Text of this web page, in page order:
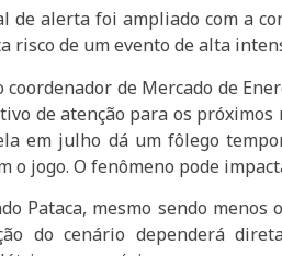
de alerta foi ampliado com a
risco de um evento de alta
coordenador de Mercado de
de atenção para os
em julho dá um fôlego
o jogo. O fenômeno pode
Pataca, mesmo sendo
do cenário dependerá